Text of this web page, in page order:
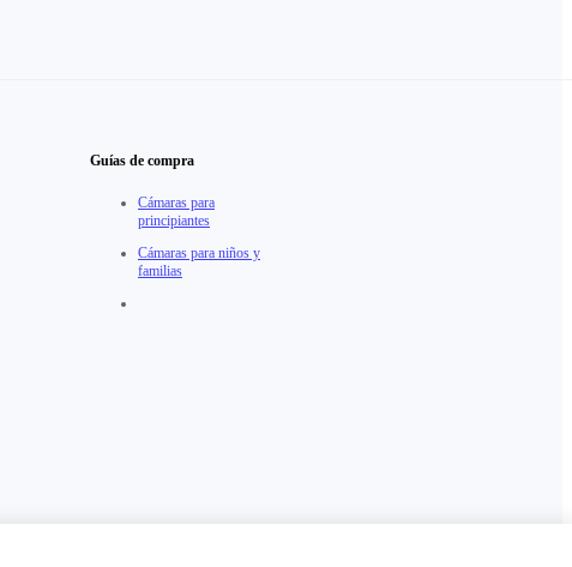
Guías de compra
Cámaras para
principiantes
Cámaras para niños y
familias